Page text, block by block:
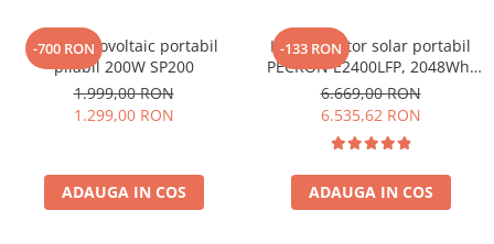
Peste 3000W
Cauta dupa marca
Pecron
Oscal
-700 RON
Panou fotovoltaic portabil
pliabil 200W SP200
1.999,00 RON
1.299,00 RON
ADAUGA IN COS
-133 RON
Kit generator solar portabil
PECRON E2400LFP, 2048Wh,
2400W, 230V, Incarcare super
rapida, LiFePO4, Controler
MPPT dublu, Protectie BMS +
Panou solar 200W
6.669,00 RON
6.535,62 RON
ADAUGA IN COS